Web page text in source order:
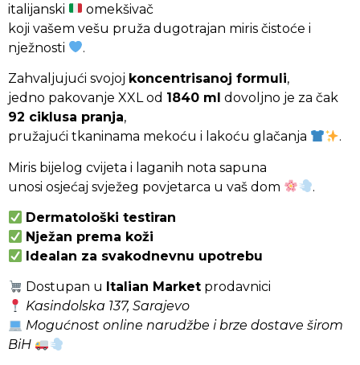
italijanski
omekšivač
koji vašem vešu pruža dugotrajan miris čistoće i
nježnosti
.
Zahvaljujući svojoj koncentrisanoj formuli,
jedno pakovanje XXL od 1840 ml dovoljno je za čak
92 ciklusa pranja,
pružajući tkaninama mekoću i lakoću glačanja
.
Miris bijelog cvijeta i laganih nota sapuna
unosi osjećaj svježeg povjetarca u vaš dom
.
Dermatološki testiran
Nježan prema koži
Idealan za svakodnevnu upotrebu
Dostupan u Italian Market prodavnici
Kasindolska 137, Sarajevo
Mogućnost online narudžbe i brze dostave širom
BiH